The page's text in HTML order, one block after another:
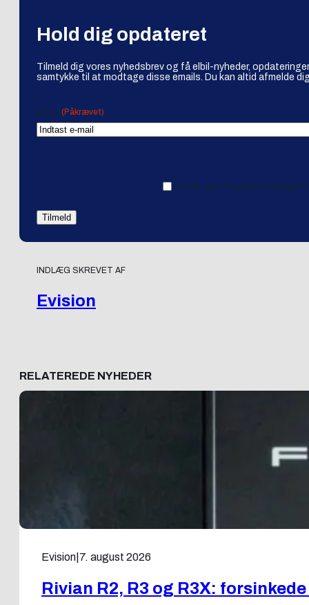
Hold dig opdateret
Tilmeld dig vores nyhedsbrev og få elbil-nyheder,
samtykke til at modtage disse emails. Du kan altid afmelde
Email (Påkrævet)
Ja tak, jeg vil gerne modtage
INDLÆG SKREVET AF
Evision
RELATEREDE NYHEDER
Evision 7. august 2026
Rivian R2, R3 og R3X: